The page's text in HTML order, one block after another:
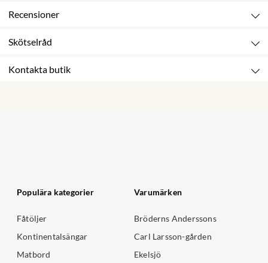
Recensioner
Skötselråd
Kontakta butik
Populära kategorier
Fåtöljer
Kontinentalsängar
Matbord
Varumärken
Bröderns Anderssons
Carl Larsson-gården
Ekelsjö